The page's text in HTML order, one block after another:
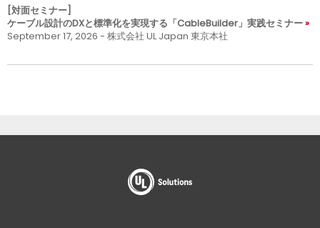
[対面セミナー]
ケーブル設計のDXと標準化を実現する「CableBuilder」実践セミナー
September 17, 2026 - 株式会社 UL Japan 東京本社